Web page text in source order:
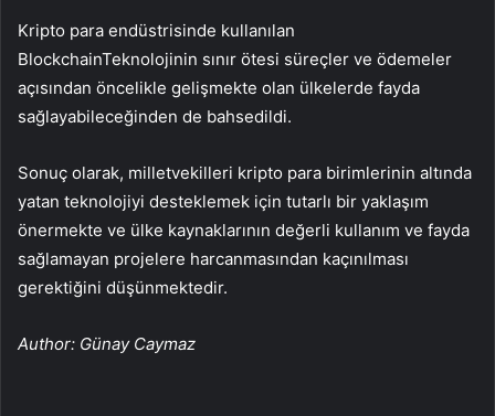
Kripto para endüstrisinde kullanılan
BlockchainTeknolojinin sınır ötesi süreçler ve ödemeler
açısından öncelikle gelişmekte olan ülkelerde fayda
sağlayabileceğinden de bahsedildi.
Sonuç olarak, milletvekilleri kripto para birimlerinin altında
yatan teknolojiyi desteklemek için tutarlı bir yaklaşım
önermekte ve ülke kaynaklarının değerli kullanım ve fayda
sağlamayan projelere harcanmasından kaçınılması
gerektiğini düşünmektedir.
Author: Günay Caymaz